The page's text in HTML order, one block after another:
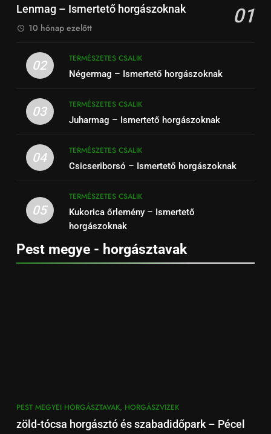
Lenmag – Ismertető horgászoknak 01
10 hónap ezelőtt
02
TERMÉSZETES CSALIK
Négermag – Ismertető horgászoknak
03
TERMÉSZETES CSALIK
Juharmag – Ismertető horgászoknak
04
TERMÉSZETES CSALIK
Csicseriborsó – Ismertető horgászoknak
05
TERMÉSZETES CSALIK
Kukorica őrlemény – Ismertető
horgászoknak
Pest megye - horgásztavak
PEST MEGYEI HORGÁSZTAVAK, HORGÁSZVIZEK
zöld-tócsa horgásztó és szabadidőpark – Pécel